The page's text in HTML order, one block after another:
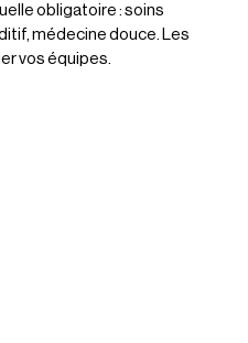
obligatoire : soins
médecine douce. Les
vos équipes.